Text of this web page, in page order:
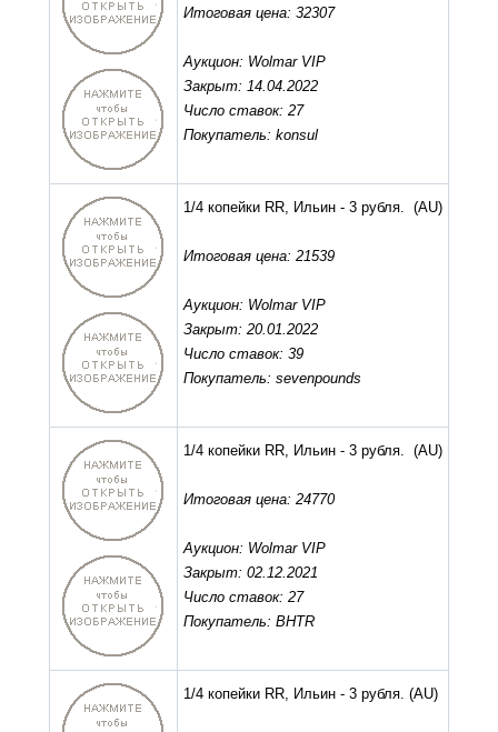
Итоговая цена: 32307
Аукцион: Wolmar VIP
Закрыт: 14.04.2022
Число ставок: 27
Покупатель: konsul
1/4 копейки RR, Ильин - 3 рубля. (AU)
Итоговая цена: 21539
Аукцион: Wolmar VIP
Закрыт: 20.01.2022
Число ставок: 39
Покупатель: sevenpounds
1/4 копейки RR, Ильин - 3 рубля. (AU)
Итоговая цена: 24770
Аукцион: Wolmar VIP
Закрыт: 02.12.2021
Число ставок: 27
Покупатель: BHTR
1/4 копейки RR, Ильин - 3 рубля. (AU)